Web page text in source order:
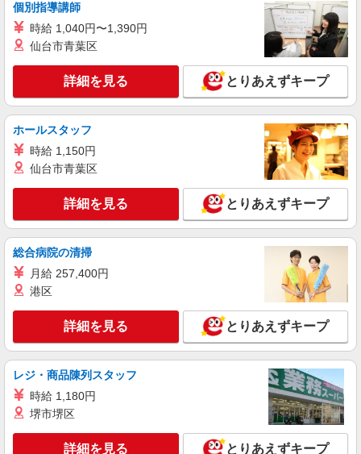
個別指導講師
時給 1,040円〜1,390円
仙台市青葉区
詳細を見る とりあえずキープ
ホールスタッフ
時給 1,150円
仙台市青葉区
詳細を見る とりあえずキープ
総合病院の清掃
月給 257,400円
港区
詳細を見る とりあえずキープ
レジ・商品陳列スタッフ
時給 1,180円
堺市堺区
詳細を見る とりあえずキープ